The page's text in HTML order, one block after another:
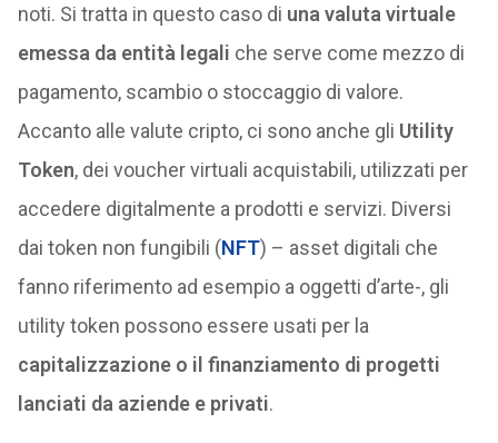
noti. Si tratta in questo caso di una valuta virtuale
emessa da entità legali che serve come mezzo di
pagamento, scambio o stoccaggio di valore.
Accanto alle valute cripto, ci sono anche gli Utility
Token, dei voucher virtuali acquistabili, utilizzati per
accedere digitalmente a prodotti e servizi. Diversi
dai token non fungibili (NFT) – asset digitali che
fanno riferimento ad esempio a oggetti d’arte-, gli
utility token possono essere usati per la
capitalizzazione o il finanziamento di progetti
lanciati da aziende e privati.